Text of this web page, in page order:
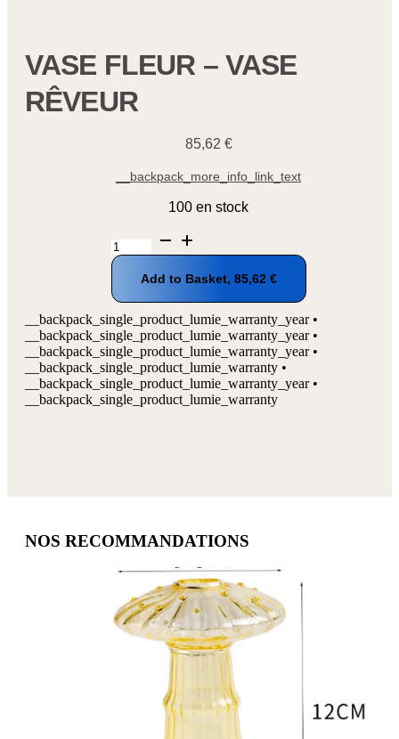
VASE FLEUR – VASE
RÊVEUR
85,62 €
__backpack_more_info_link_text
100 en stock
de
Vase
-
Vase
rêveur
Add to Basket, 85,62 €
__backpack_single_product_lumie_warranty_year •
__backpack_single_product_lumie_warranty_year •
__backpack_single_product_lumie_warranty_year •
__backpack_single_product_lumie_warranty •
__backpack_single_product_lumie_warranty_year •
__backpack_single_product_lumie_warranty
NOS RECOMMANDATIONS